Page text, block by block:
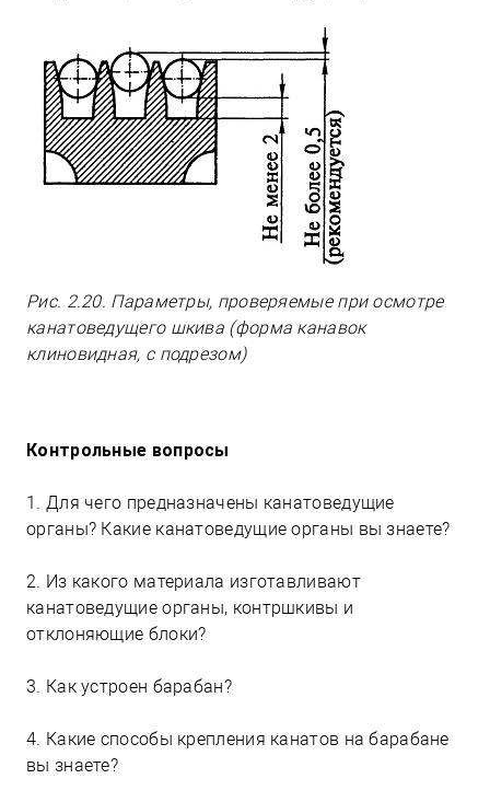
Рис. 2.20. Параметры, проверяемые при осмотре
канатоведущего шкива (форма канавок
клиновидная, с подрезом)
Контрольные вопросы
1. Для чего предназначены канатоведущие
органы? Какие канатоведущие органы вы знаете?
2. Из какого материала изготавливают
канатоведущие органы, контршкивы и
отклоняющие блоки?
3. Как устроен барабан?
4. Какие способы крепления канатов на барабане
вы знаете?